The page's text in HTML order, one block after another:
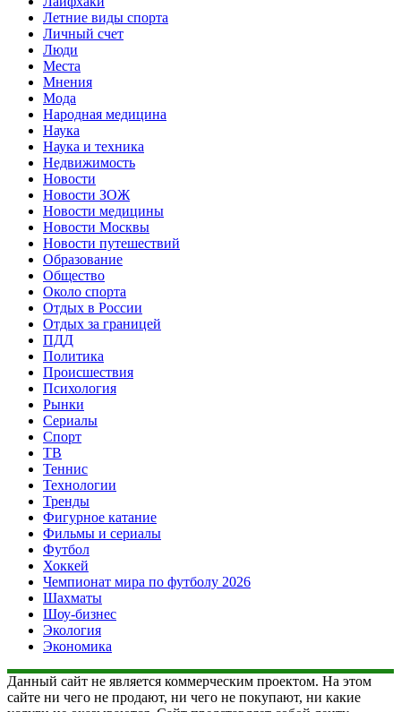
Летние виды спорта
Личный счет
Люди
Места
Мнения
Мода
Народная медицина
Наука
Наука и техника
Недвижимость
Новости
Новости ЗОЖ
Новости медицины
Новости Москвы
Новости путешествий
Образование
Общество
Около спорта
Отдых в России
Отдых за границей
ПДД
Политика
Происшествия
Психология
Рынки
Сериалы
Спорт
ТВ
Теннис
Технологии
Тренды
Фигурное катание
Фильмы и сериалы
Футбол
Хоккей
Чемпионат мира по футболу 2026
Шахматы
Шоу-бизнес
Экология
Экономика
Данный сайт не является коммерческим проектом. На этом
сайте ни чего не продают, ни чего не покупают, ни какие